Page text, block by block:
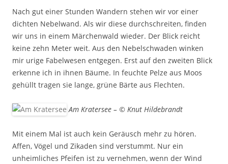
Nach gut einer Stunden Wandern stehen wir vor einer
dichten Nebelwand. Als wir diese durchschreiten, finden
wir uns in einem Märchenwald wieder. Der Blick reicht
keine zehn Meter weit. Aus den Nebelschwaden winken
mir urige Fabelwesen entgegen. Erst auf den zweiten Blick
erkenne ich in ihnen Bäume. In feuchte Pelze aus Moos
gehüllt tragen sie lange, grüne Bärte aus Flechten.
Am Kratersee – © Knut Hildebrandt
Mit einem Mal ist auch kein Geräusch mehr zu hören.
Affen, Vögel und Zikaden sind verstummt. Nur ein
unheimliches Pfeifen ist zu vernehmen, wenn der Wind